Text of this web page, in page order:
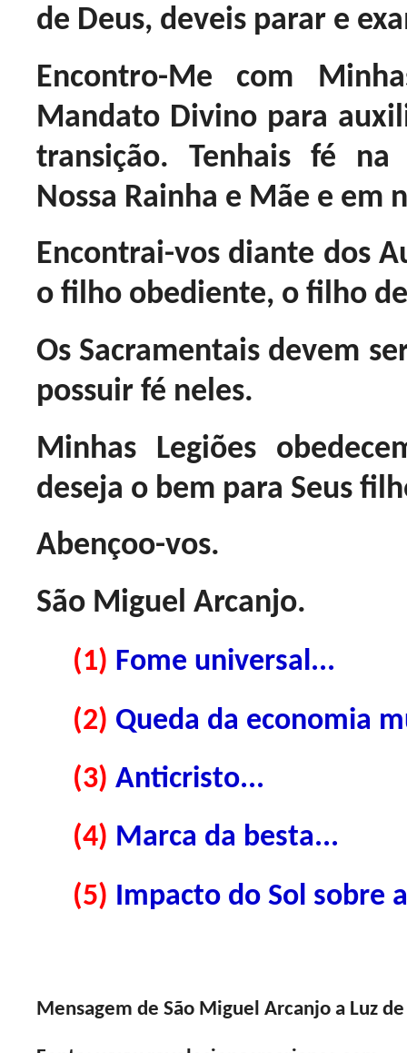
de Deus, deveis parar e
Encontro-Me com
Mandato Divino para
transição. Tenhais fé na
Nossa Rainha e Mãe e em
Encontrai-vos diante dos
o filho obediente, o filho
Os Sacramentais devem
possuir fé neles.
Minhas Legiões
deseja o bem para Seus
Abençoo-vos.
São Miguel Arcanjo.
(1) Fome universal...
(2) Queda da economia
(3) Anticristo...
(4) Marca da besta...
(5) Impacto do Sol sobre
Mensagem de São Miguel Arcanjo a Luz